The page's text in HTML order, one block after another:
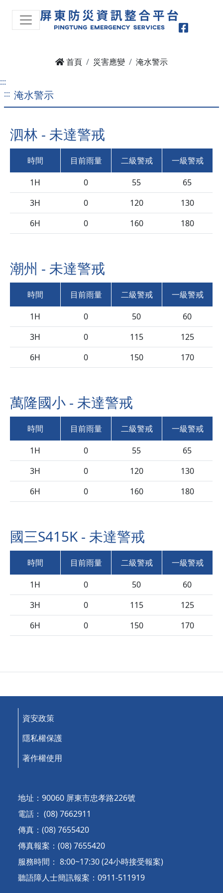
首頁 災害應變
淹水警示
:::
::: 淹水警示
泗林 - 未達警戒
時間 目前雨量 二級警戒
一級警戒
1H
0 55
65
3H
0 120
130
6H
0 160 180
潮州 - 未達警戒
時間 目前雨量 二級警戒
一級警戒
1H
0 50
60
3H
0 115
125
6H
0 150 170
萬隆國小 - 未達警戒
時間 目前雨量 二級警戒
一級警戒
1H
0 55
65
3H
0 120
130
6H
0 160 180
國三S415K - 未達警戒
時間 目前雨量 二級警戒
一級警戒
1H
0 50
60
3H
0 115
125
6H
0 150 170
資安政策
隱私權保護
著作權使用
地址：90060 屏東市忠孝路226號
電話： (08) 7662911
傳真：(08) 7655420
傳真報案：(08) 7655420
服務時間： 8:00~17:30 (24小時接受報案)
聽語障人士簡訊報案：0911-511919